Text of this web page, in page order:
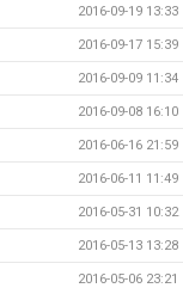
2016-09-19 13:33
2016-09-17 15:39
2016-09-09 11:34
2016-09-08 16:10
2016-06-16 21:59
2016-06-11 11:49
2016-05-31 10:32
2016-05-13 13:28
2016-05-06 23:21